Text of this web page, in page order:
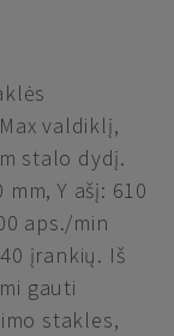
valdiklį,
stalo dydį.
Y ašį: 610
aps./min
įrankių. Iš
gauti
stakles,